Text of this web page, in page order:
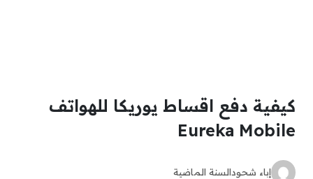
كيفية دفع اقساط يوريكا للهواتف
Eureka Mobile
إباء شحودالسنة الماضية